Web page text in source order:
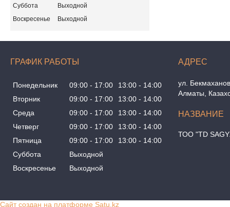
Суббота
Выходной
Воскресенье
Выходной
ГРАФИК РАБОТЫ
Понедельник 09:00 17:00 13:00
14:00
Вторник
09:00 17:00 13:00
14:00
Среда
09:00 17:00 13:00
14:00
Четверг
09:00 17:00 13:00
14:00
Пятница
09:00 17:00 13:00
14:00
Суббота
Выходной
Воскресенье
Выходной
ул.
Алматы,
ТОО "TD
Сайт создан на платформе Satu.kz